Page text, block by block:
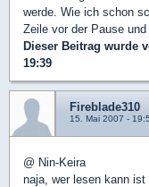
werde. Wie ich schon
Zeile vor der Pause
Dieser Beitrag wurde
19:39
Fireblade310
15. Mai 2007 -
@ Nin-Keira
naja, wer lesen kann ist